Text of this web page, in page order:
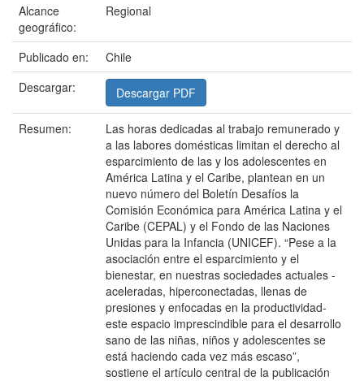
Alcance
geográfico:
Regional
Publicado en:
Chile
Descargar:
Descargar PDF
Resumen:
Las horas dedicadas al trabajo remunerado y
a las labores domésticas limitan el derecho al
esparcimiento de las y los adolescentes en
América Latina y el Caribe, plantean en un
nuevo número del Boletín Desafíos la
Comisión Económica para América Latina y el
Caribe (CEPAL) y el Fondo de las Naciones
Unidas para la Infancia (UNICEF). “Pese a la
asociación entre el esparcimiento y el
bienestar, en nuestras sociedades actuales -
aceleradas, hiperconectadas, llenas de
presiones y enfocadas en la productividad-
este espacio imprescindible para el desarrollo
sano de las niñas, niños y adolescentes se
está haciendo cada vez más escaso”,
sostiene el artículo central de la publicación